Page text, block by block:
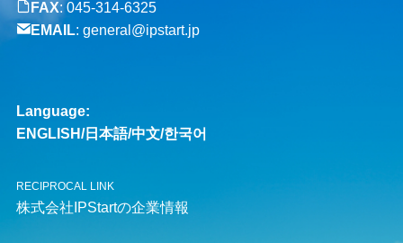
FAX: 045-314-6325
EMAIL: general@ipstart.jp
Language:
ENGLISH/日本語/中文/한국어
RECIPROCAL LINK
株式会社IPStartの企業情報